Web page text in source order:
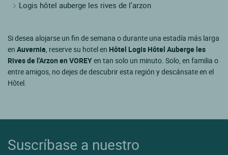
Logis hôtel auberge les rives de l'arzon
Si desea alojarse un fin de semana o durante una estadía más larga
en Auvernia, reserve su hotel en Hôtel Logis Hôtel Auberge les
Rives de l'Arzon en VOREYen tan solo un minuto. Solo, en familia o
entre amigos, no dejes de descubrir esta región y descánsate en el
Hôtel.
Suscríbase a nuestro